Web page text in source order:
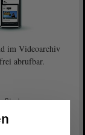
im Videoarchiv
abrufbar.
Sie in unser
wo alle
können die